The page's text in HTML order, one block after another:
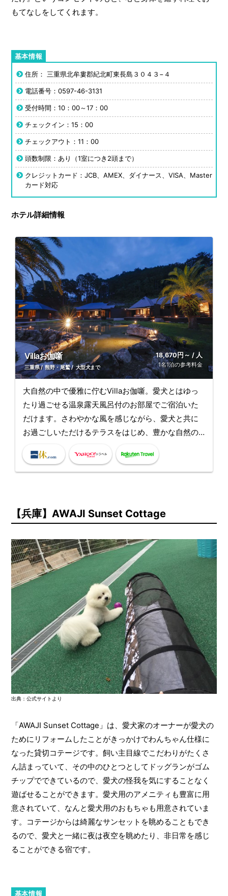
もてなしをしてくれます。
住所： 三重県北牟婁郡紀北町東長島３０４３−４
電話番号：0597-46-3131
受付時間：10：00～17：00
チェックイン：15：00
チェックアウト：11：00
頭数制限：あり（1室につき2頭まで）
クレジットカード：JCB、AMEX、ダイナース、VISA、Master
カード対応
ホテル詳細情報
Villaお伽噺
三重県 熊野・尾鷲 大型犬まで
18,670円～ / 人
1名1泊の参考料金
大自然の中で優雅に佇むVillaお伽噺。愛犬とはゆっ
たり過ごせる温泉露天風呂付のお部屋でご宿泊いた
だけます。さわやかな風を感じながら、愛犬と共に
お過ごしいただけるテラスをはじめ、豊かな自然の
リフレッシュできる休日をお楽しみいただけます。
【兵庫】AWAJI Sunset Cottage
出典：公式サイトより
「AWAJI Sunset Cottage」は、愛犬家のオーナーが愛犬の
ためにリフォームしたことがきっかけでわんちゃん仕様に
なった貸切コテージです。飼い主目線でこだわりがたくさ
ん詰まっていて、その中のひとつとしてドッグランがゴム
チップでできているので、愛犬の怪我を気にすることなく
遊ばせることができます。愛犬用のアメニティも豊富に用
意されていて、なんと愛犬用のおもちゃも用意されていま
す。コテージからは綺麗なサンセットを眺めることもでき
るので、愛犬と一緒に夜は夜空を眺めたり、非日常を感じ
ることができる宿です。